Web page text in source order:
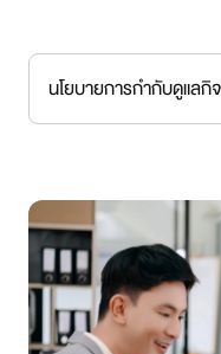
นโยบายการกำกับดูแลกิ